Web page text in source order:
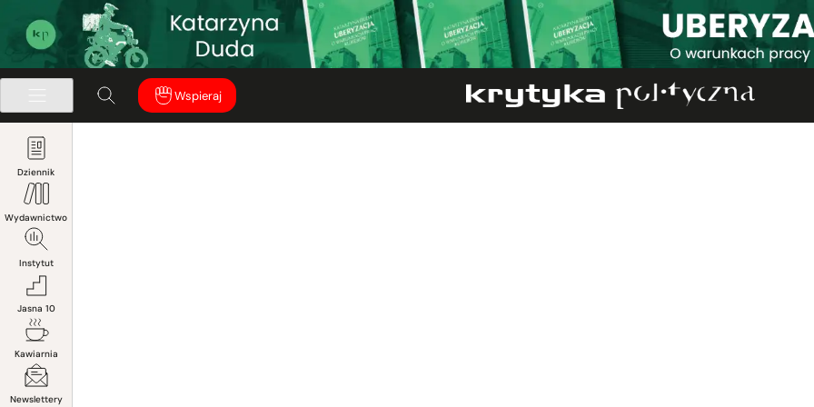
Wspieraj
Dziennik
Wydawnictwo
Instytut
Jasna 10
Kawiarnia
Newslettery